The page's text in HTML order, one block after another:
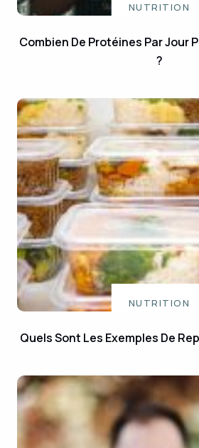
NUTRITION
Combien De Protéines Par Jour
?
NUTRITION
Quels Sont Les Exemples De